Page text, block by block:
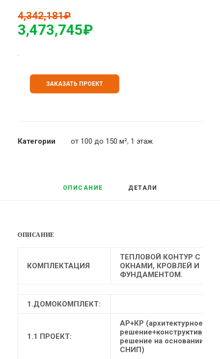
4,342,181₽
3,473,745₽
.
ЗАКАЗАТЬ ПРОЕКТ
Категории от 100 до 150 м², 1 этаж
ОПИСАНИЕ ДЕТАЛИ
ОПИСАНИЕ
КОМПЛЕКТАЦИЯ
ТЕПЛОВОЙ КОНТУР С
ОКНАМИ, КРОВЛЕЙ И
ФУНДАМЕНТОМ.
1.ДОМОКОМПЛЕКТ:
1.1 ПРОЕКТ:
АР+КР (архитектурное
решение+конструктивное
решение на основании
СНИП)